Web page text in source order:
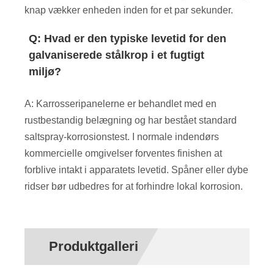
knap vækker enheden inden for et par sekunder.
Q: Hvad er den typiske levetid for den
galvaniserede stålkrop i et fugtigt
miljø?
A: Karrosseripanelerne er behandlet med en
rustbestandig belægning og har bestået standard
saltspray-korrosionstest. I normale indendørs
kommercielle omgivelser forventes finishen at
forblive intakt i apparatets levetid. Spåner eller dybe
ridser bør udbedres for at forhindre lokal korrosion.
Produktgalleri